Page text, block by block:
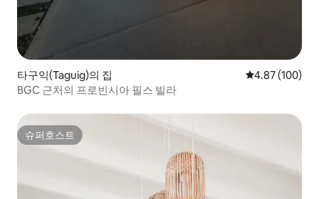
타구익(Taguig)의 집 평점 4.87점(5
4.87 (100)
BGC 근처의 프로빈시아 필스 빌라
슈퍼호스트
슈퍼호스트